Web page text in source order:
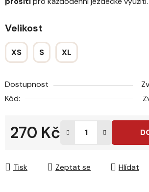
Velikost
XS S XL
Dostupnost
Kód:
270 Kč
Tisk Zeptat se Hlídat